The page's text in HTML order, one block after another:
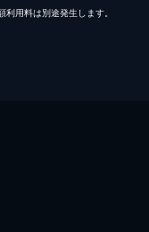
用料は別途発生します。